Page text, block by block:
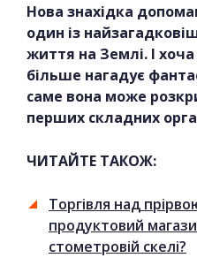
Нова знахідка
один із
життя на Землі. І
більше нагадує
саме вона може
перших складних
ЧИТАЙТЕ ТАКОЖ:
Торгівля над
продуктовий
стометровій скелі?